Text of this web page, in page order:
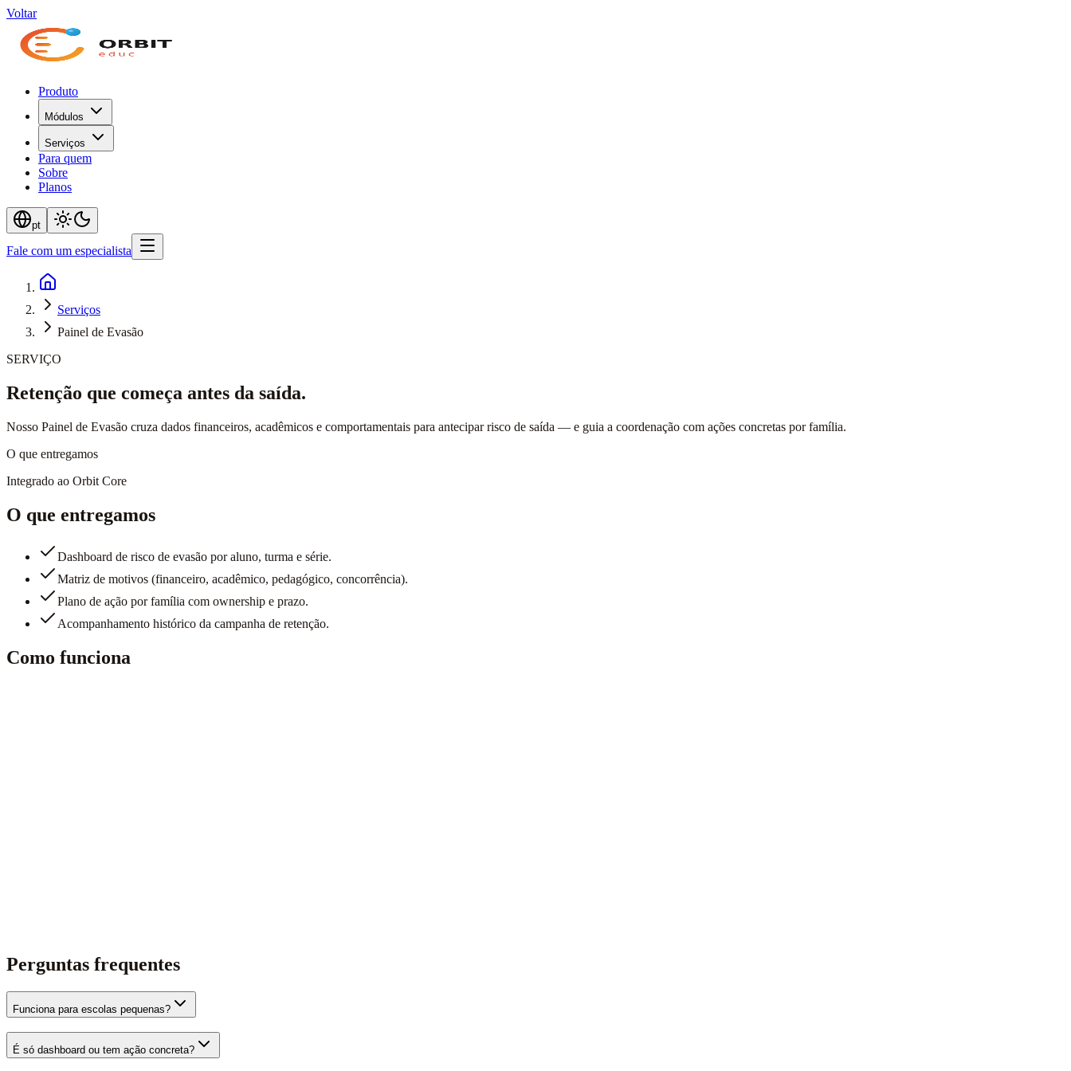
Voltar
Produto
Módulos
Serviços
Para quem
Sobre
Planos
pt
Fale com um especialista
Serviços
Painel de Evasão
SERVIÇO
Retenção que começa antes da saída.
Nosso Painel de Evasão cruza dados financeiros, acadêmicos e comportamentais para antecipar risco de saída — e guia a coordenação com ações concretas por família.
O que entregamos
Integrado ao Orbit Core
O que entregamos
Dashboard de risco de evasão por aluno, turma e série.
Matriz de motivos (financeiro, acadêmico, pedagógico, concorrência).
Plano de ação por família com ownership e prazo.
Acompanhamento histórico da campanha de retenção.
Como funciona
Perguntas frequentes
Funciona para escolas pequenas?
É só dashboard ou tem ação concreta?